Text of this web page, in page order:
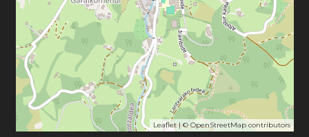
Leaflet| © OpenStreetMapcontributors